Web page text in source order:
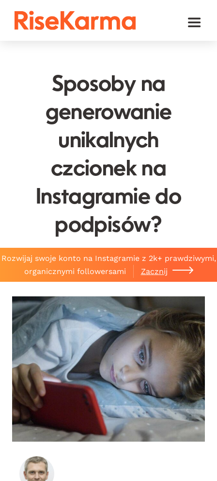
Toggle
Facebook
YouTube
Twitter (𝕏)
Koszyk
Sposoby na
generowanie
unikalnych
czcionek na
Instagramie do
podpisów?
Rozwijaj swoje konto na Instagramie z 2k+ prawdziwymi,
organicznymi followersami
Zacznij